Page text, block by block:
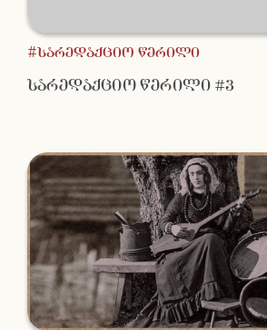
#სარედაქციო წერილი
სარედაქციო წერილი #3